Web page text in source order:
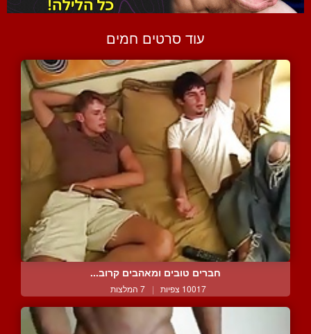
עוד סרטים חמים
חברים טובים ומאהבים קרוב...
10017 צפיות | 7 המלצות